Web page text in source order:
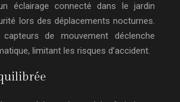
éclairage connecté dans le jardin
lors des déplacements nocturnes.
capteurs de mouvement déclenche
limitant les risques d’accident.